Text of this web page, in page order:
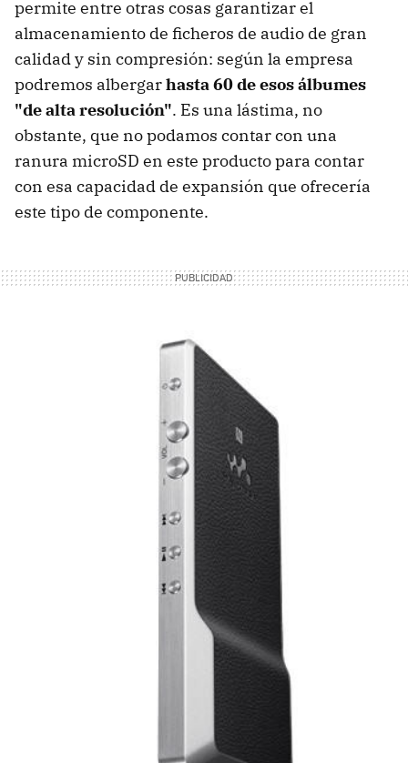
permite entre otras cosas garantizar el
almacenamiento de ficheros de audio de gran
calidad y sin compresión: según la empresa
podremos albergarhasta 60 de esos álbumes
"de alta resolución". Es una lástima, no
obstante, que no podamos contar con una
ranura microSD en este producto para contar
con esa capacidad de expansión que ofrecería
este tipo de componente.